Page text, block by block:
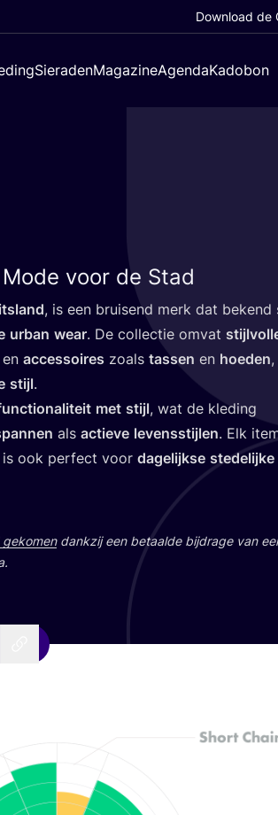
Download de
SieradenMagazineAgendaKadobon
voor de Stad
, is een brui­send merk dat bekend
urban wear. De col­lec­tie omvat
en acces­soi­res zoals tas­sen en hoe­den,
stijl.
met stijl, wat de kle­ding
als actie­ve levens­stij­len. Elk
is ook per­fect voor dage­lijk­se ste­de­lij­ke
dank­zij een betaal­de bij­dra­ge van